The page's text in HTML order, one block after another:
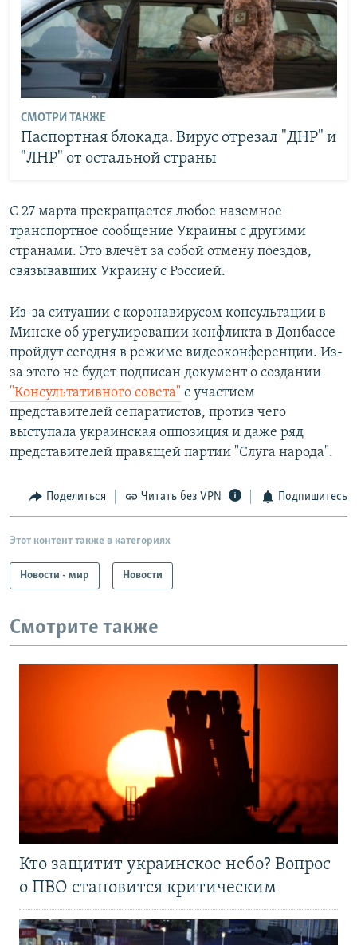
СМОТРИ ТАКЖЕ
Паспортная блокада. Вирус отрезал "ДНР" и
"ЛНР" от остальной страны
С 27 марта прекращается любое наземное
транспортное сообщение Украины с другими
странами. Это влечёт за собой отмену поездов,
связывавших Украину с Россией.
Из-за ситуации с коронавирусом консультации в
Минске об урегулировании конфликта в Донбассе
пройдут сегодня в режиме видеоконференции. Из-
за этого не будет подписан документ о создании
"Консультативного совета" с участием
представителей сепаратистов, против чего
выступала украинская оппозиция и даже ряд
представителей правящей партии "Слуга народа".
Поделиться Читать без VPN Подпишитесь
Этот контент также в категориях
Новости - мир Новости
Смотрите также
Кто защитит украинское небо? Вопрос
о ПВО становится критическим